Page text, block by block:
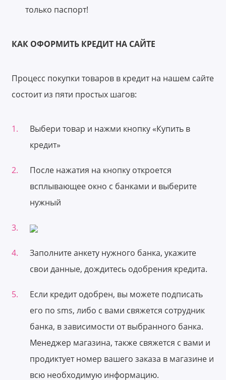
только паспорт!
КАК ОФОРМИТЬ КРЕДИТ НА САЙТЕ
Процесс покупки товаров в кредит на нашем сайте
состоит из пяти простых шагов:
Выбери товар и нажми кнопку «Купить в
кредит»
После нажатия на кнопку откроется
всплывающее окно с банками и выберите
нужный
Заполните анкету нужного банка, укажите
свои данные, дождитесь одобрения кредита.
Если кредит одобрен, вы можете подписать
его по sms, либо с вами свяжется сотрудник
банка, в зависимости от выбранного банка.
Менеджер магазина, также свяжется с вами и
продиктует номер вашего заказа в магазине и
всю необходимую информацию.